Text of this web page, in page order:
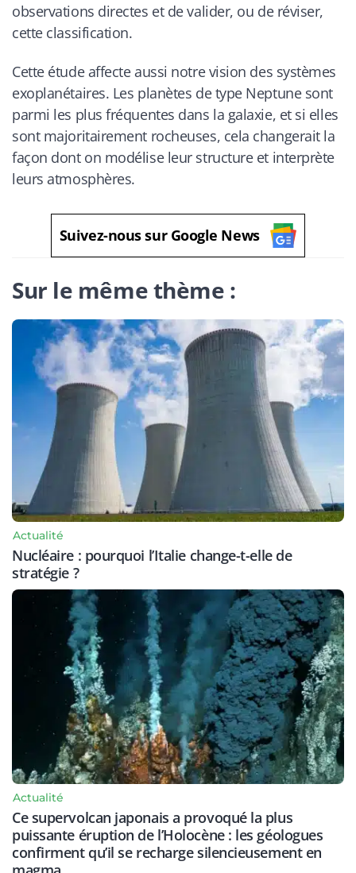
observations directes et de valider, ou de réviser,
cette classification.
Cette étude affecte aussi notre vision des systèmes
exoplanétaires. Les planètes de type Neptune sont
parmi les plus fréquentes dans la galaxie, et si elles
sont majoritairement rocheuses, cela changerait la
façon dont on modélise leur structure et interprète
leurs atmosphères.
Suivez-nous sur Google News
Sur le même thème :
Actualité
Nucléaire : pourquoi l’Italie change-t-elle de
stratégie ?
Actualité
Ce supervolcan japonais a provoqué la plus
puissante éruption de l’Holocène : les géologues
confirment qu’il se recharge silencieusement en